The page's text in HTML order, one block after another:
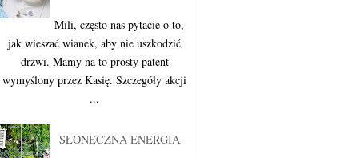
Mili, często nas pytacie o to,
jak wieszać wianek, aby nie uszkodzić
drzwi. Mamy na to prosty patent
wymyślony przez Kasię. Szczegóły akcji
...
SŁONECZNA ENERGIA